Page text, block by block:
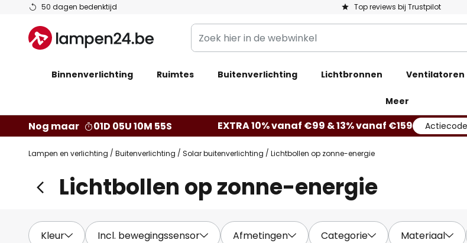
50 dagen bedenktijd Top reviews bij Trustpilot
Ga
de
inhoud
Zoek
hier
de
Binnenverlichting Ruimtes Buitenverlichting Lichtbronnen Ventilatoren
Meer
Nog maar 01D 05U 10M 53S EXTRA 10% vanaf €99 & 13% vanaf €159
Lampen en verlichting Buitenverlichting Solar buitenverlichting Lichtbollen op zonne-energie
Lichtbollen op zonne-energie
Kleur Incl. bewegingssensor Afmetingen Categorie Materiaal